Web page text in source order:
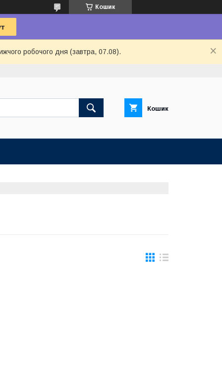
Кошик
робочого дня (завтра, 07.08).
Кошик